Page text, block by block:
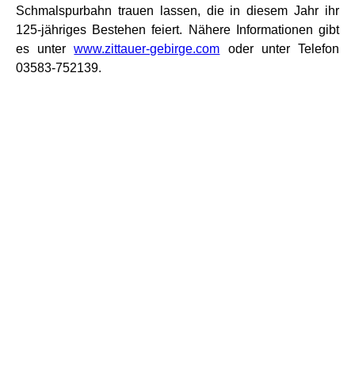
Schmalspurbahn trauen lassen, die in diesem Jahr ihr
125-jähriges Bestehen feiert. Nähere Informationen gibt
es unterwww.zittauer-gebirge.com oder unter Telefon
03583-752139.